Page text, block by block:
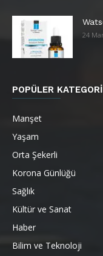
24
POPÜLER
Manşet
Yaşam
Orta Şekerli
Korona Günlüğü
Sağlık
Kültür ve Sanat
Haber
Bilim ve Teknoloji